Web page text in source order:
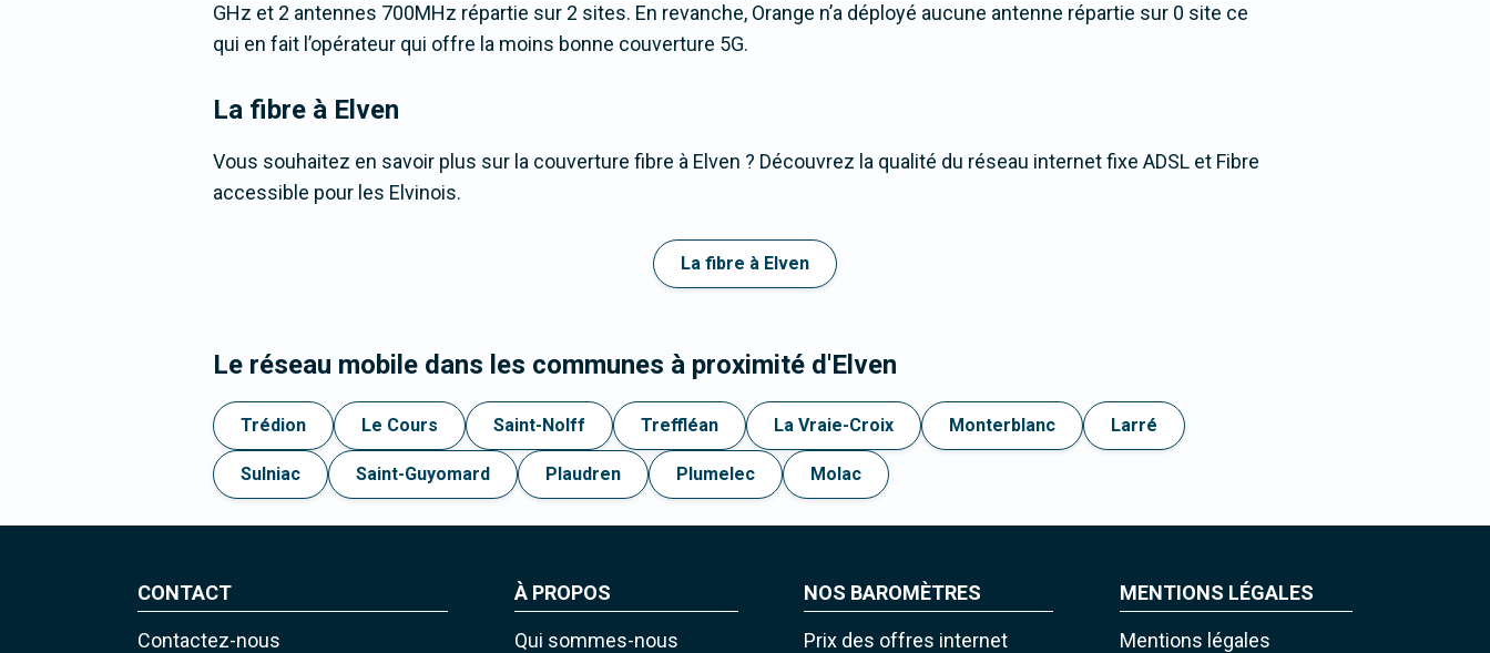
GHz et 2 antennes 700MHz répartie sur 2 sites. En revanche, Orange n’a déployé aucune antenne répartie sur 0 site ce
qui en fait l’opérateur qui offre la moins bonne couverture 5G.
La fibre à Elven
Vous souhaitez en savoir plus sur la couverture fibre à Elven ? Découvrez la qualité du réseau internet fixe ADSL et Fibre
accessible pour les Elvinois.
La fibre à Elven
Le réseau mobile dans les communes à proximité d'Elven
Trédion Le Cours Saint-Nolff Treffléan La Vraie-Croix Monterblanc Larré
Sulniac Saint-Guyomard Plaudren Plumelec Molac
CONTACT
Contactez-nous
À PROPOS
Qui sommes-nous
NOS BAROMÈTRES
Prix des offres internet
MENTIONS LÉGALES
Mentions légales